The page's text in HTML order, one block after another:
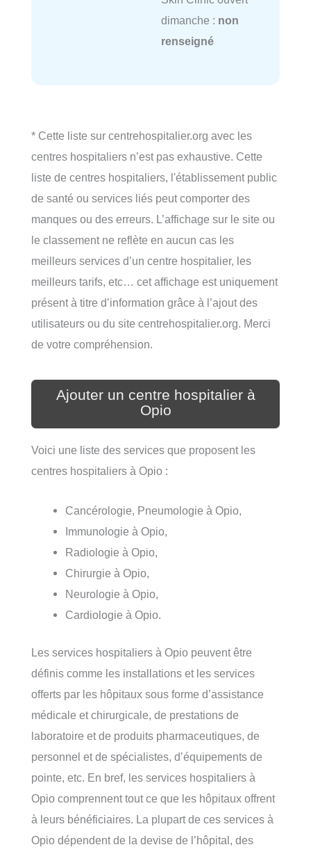
dimanche : non
renseigné
* Cette liste sur centrehospitalier.org avec les
centres hospitaliers n’est pas exhaustive. Cette
liste de centres hospitaliers, l'établissement public
de santé ou services liés peut comporter des
manques ou des erreurs. L’affichage sur le site ou
le classement ne reflète en aucun cas les
meilleurs services d’un centre hospitalier, les
meilleurs tarifs, etc… cet affichage est uniquement
présent à titre d’information grâce à l’ajout des
utilisateurs ou du site centrehospitalier.org. Merci
de votre compréhension.
Ajouter un centre hospitalier à
Opio
Voici une liste des services que proposent les
centres hospitaliers à Opio :
Cancérologie, Pneumologie à Opio,
Immunologie à Opio,
Radiologie à Opio,
Chirurgie à Opio,
Neurologie à Opio,
Cardiologie à Opio.
Les services hospitaliers à Opio peuvent être
définis comme les installations et les services
offerts par les hôpitaux sous forme d’assistance
médicale et chirurgicale, de prestations de
laboratoire et de produits pharmaceutiques, de
personnel et de spécialistes, d’équipements de
pointe, etc. En bref, les services hospitaliers à
Opio comprennent tout ce que les hôpitaux offrent
à leurs bénéficiaires. La plupart de ces services à
Opio dépendent de la devise de l’hôpital, des